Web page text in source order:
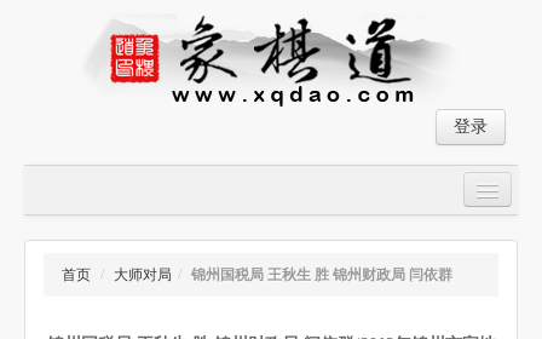
登录
大师对局
首页 / 大师对局 / 锦州国税局 王秋生 胜 锦州财政局 闫依群